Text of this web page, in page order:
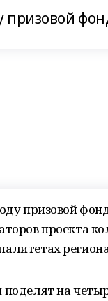
призовой
призовой
проекта
поделят на